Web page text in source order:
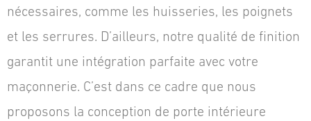
nécessaires, comme les huisseries, les poignets
et les serrures. D’ailleurs, notre qualité de finition
garantit une intégration parfaite avec votre
maçonnerie. C’est dans ce cadre que nous
proposons la conception de porte intérieure